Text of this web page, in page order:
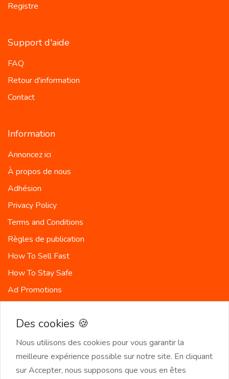
Registre
Support d'aide
FAQ
Retour d'information
Contact
Information
Annoncez ici
À propos de nous
Adhésion
Privacy Policy
Terms and Conditions
Règles de publication
How To Sell Fast
How To Stay Safe
Ad Promotions
Des pays
Plan du site
Des cookies 🍪
Nous utilisons des cookies pour vous garantir la
meilleure expérience possible sur notre site. En cliquant
sur Accepter, nous supposons que vous en êtes